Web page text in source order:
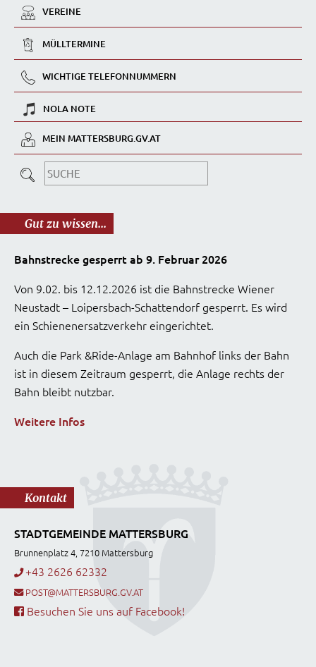
VEREINE
MÜLLTERMINE
WICHTIGE TELEFONNUMMERN
NOLA NOTE
MEIN MATTERSBURG.GV.AT
Gut zu wissen...
Bahnstrecke gesperrt ab 9. Februar 2026
Von 9.02. bis 12.12.2026 ist die Bahnstrecke Wiener
Neustadt – Loipersbach-Schattendorf gesperrt. Es wird
ein Schienenersatzverkehr eingerichtet.
Auch die Park &Ride-Anlage am Bahnhof links der Bahn
ist in diesem Zeitraum gesperrt, die Anlage rechts der
Bahn bleibt nutzbar.
Weitere Infos
Kontakt
STADTGEMEINDE MATTERSBURG
Brunnenplatz 4, 7210 Mattersburg
+43 2626 62332
POST@MATTERSBURG.GV.AT
Besuchen Sie uns auf Facebook!